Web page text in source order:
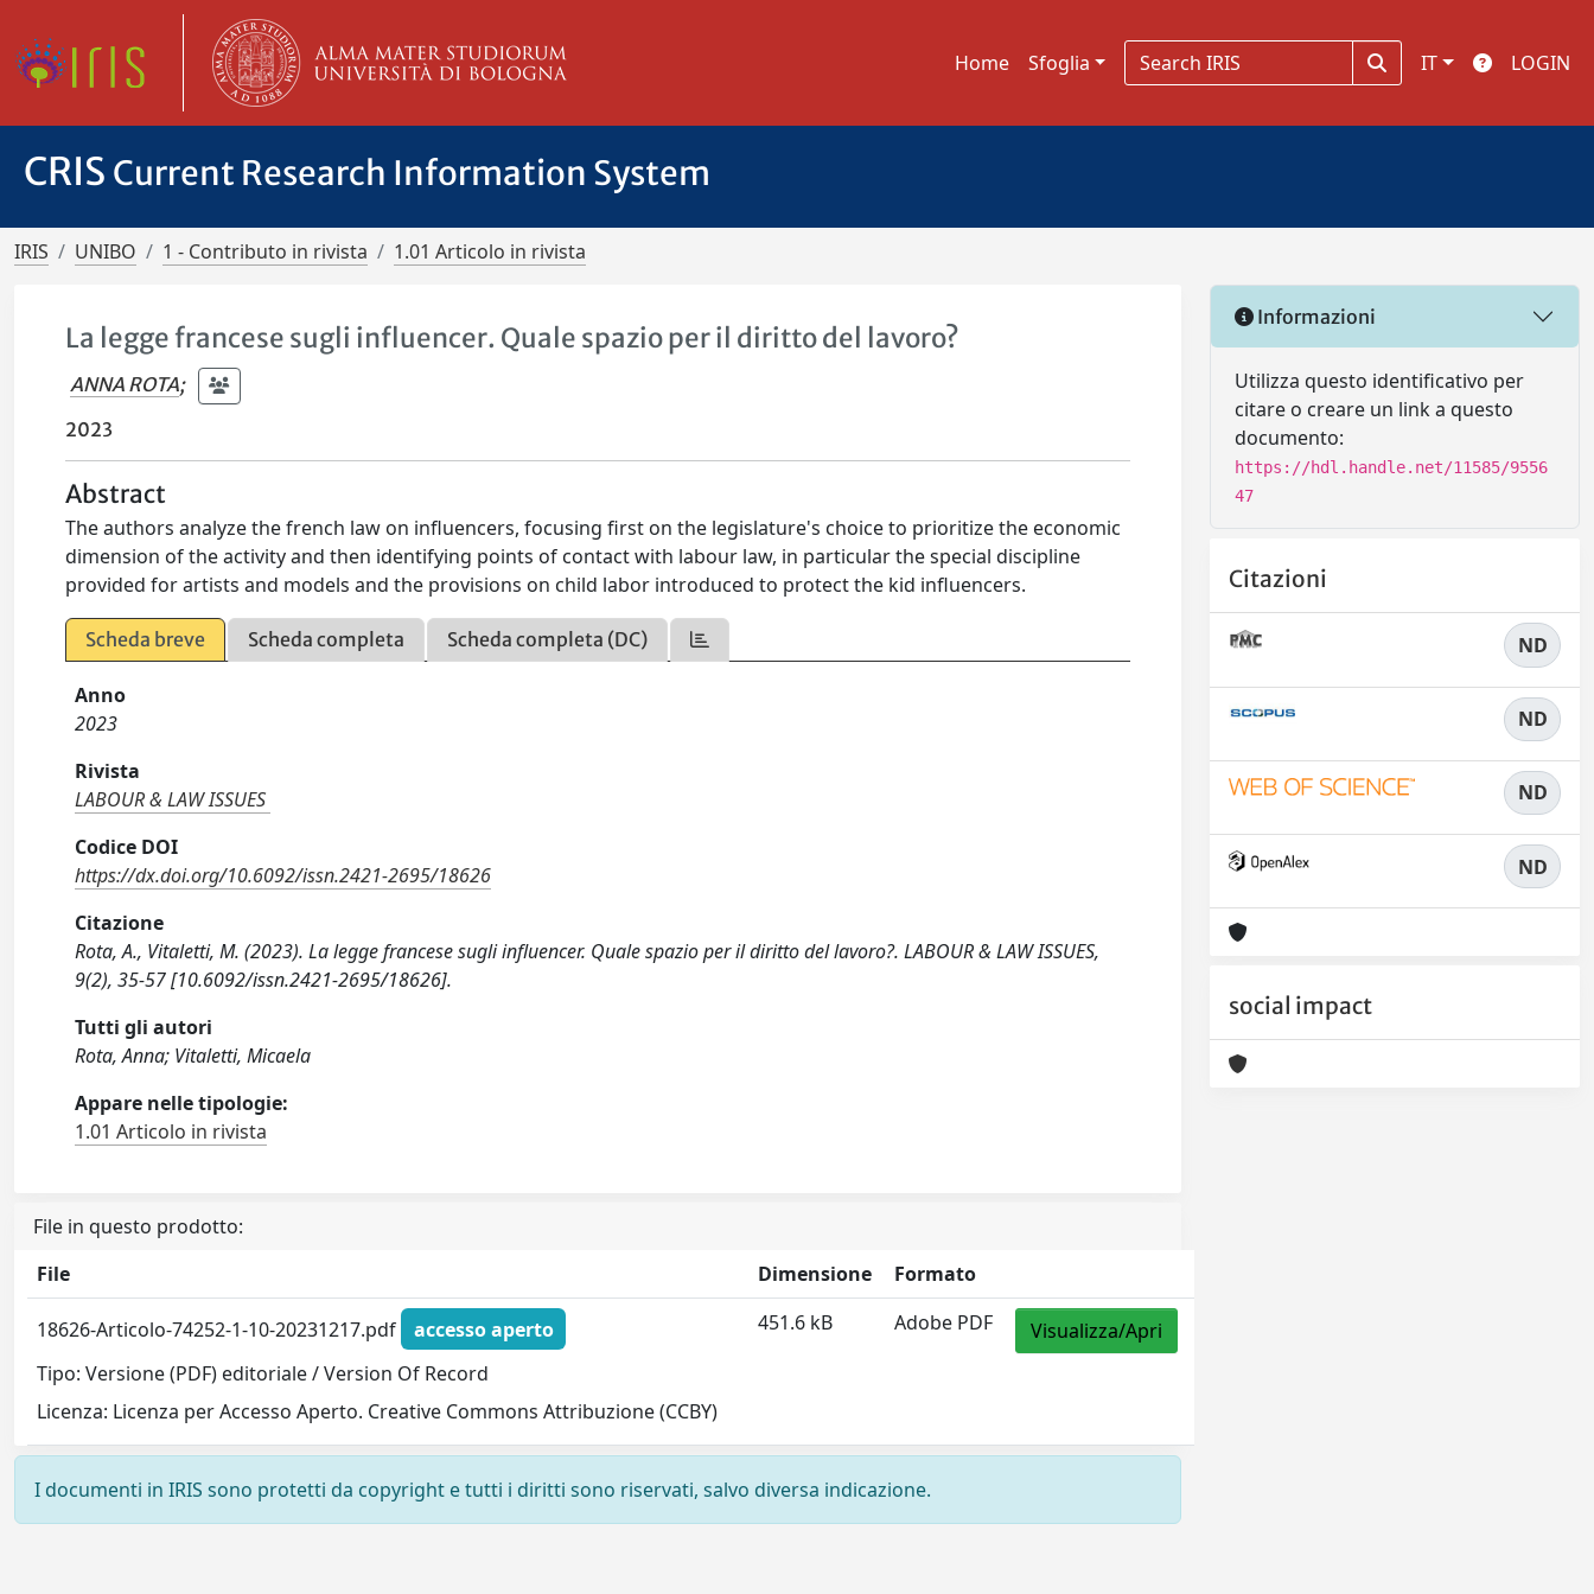
Home Sfoglia IT LOGIN
CRIS Current Research Information System
IRIS UNIBO 1 - Contributo in rivista 1.01 Articolo in rivista
La legge francese sugli influencer. Quale spazio per il diritto del lavoro?
ANNA ROTA;
2023
Abstract
The authors analyze the french law on influencers, focusing first on the legislature's choice to prioritize the economic
dimension of the activity and then identifying points of contact with labour law, in particular the special discipline
provided for artists and models and the provisions on child labor introduced to protect the kid influencers.
Scheda breve Scheda completa Scheda completa (DC)
Anno
2023
Rivista
LABOUR & LAW ISSUES
Codice DOI
https://dx.doi.org/10.6092/issn.2421-2695/18626
Citazione
Rota, A., Vitaletti, M. (2023). La legge francese sugli influencer. Quale spazio per il diritto del lavoro?. LABOUR & LAW ISSUES,
9(2), 35-57 [10.6092/issn.2421-2695/18626].
Tutti gli autori
Rota, Anna; Vitaletti, Micaela
Appare nelle tipologie:
1.01 Articolo in rivista
File in questo prodotto:
File
Dimensione Formato
18626-Articolo-74252-1-10-20231217.pdf
accesso aperto
Tipo: Versione (PDF) editoriale / Version Of Record
Licenza: Licenza per Accesso Aperto. Creative Commons Attribuzione (CCBY)
451.6 kB Adobe PDF Visualizza/Apri
I documenti in IRIS sono protetti da copyright e tutti i diritti sono riservati, salvo diversa indicazione.
Informazioni
Utilizza questo identificativo per
citare o creare un link a questo
documento:
https://hdl.handle.net/11585/9556
47
Citazioni
ND
ND
ND
ND
social impact